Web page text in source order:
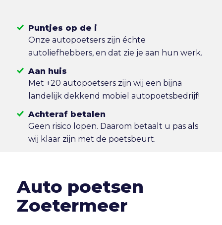
Puntjes op de i
Onze autopoetsers zijn échte
autoliefhebbers, en dat zie je aan hun werk.
Aan huis
Met +20 autopoetsers zijn wij een bijna
landelijk dekkend mobiel autopoetsbedrijf!
Achteraf betalen
Geen risico lopen. Daarom betaalt u pas als
wij klaar zijn met de poetsbeurt.
Auto poetsen
Zoetermeer